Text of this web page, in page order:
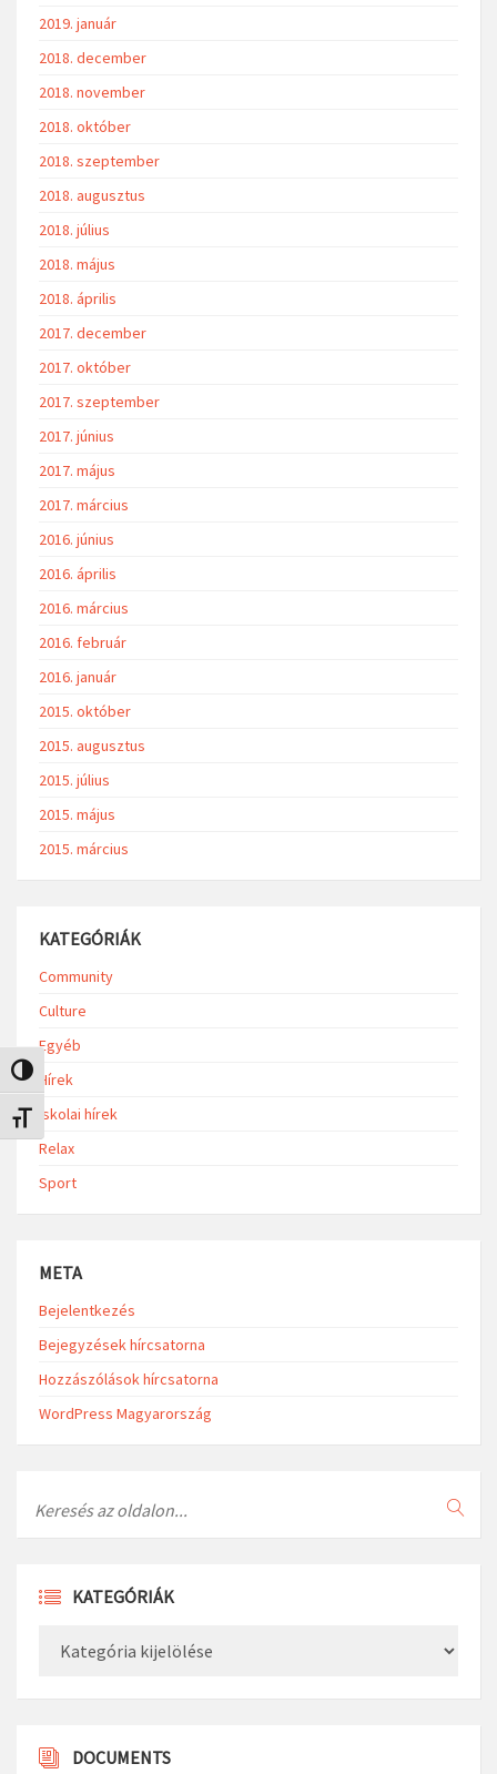
Nagy kontraszt váltása
Betűméret váltása
2019. január
2018. december
2018. november
2018. október
2018. szeptember
2018. augusztus
2018. július
2018. május
2018. április
2017. december
2017. október
2017. szeptember
2017. június
2017. május
2017. március
2016. június
2016. április
2016. március
2016. február
2016. január
2015. október
2015. augusztus
2015. július
2015. május
2015. március
KATEGÓRIÁK
Community
Culture
Egyéb
Hírek
Iskolai hírek
Relax
Sport
META
Bejelentkezés
Bejegyzések hírcsatorna
Hozzászólások hírcsatorna
WordPress Magyarország
KATEGÓRIÁK
DOCUMENTS